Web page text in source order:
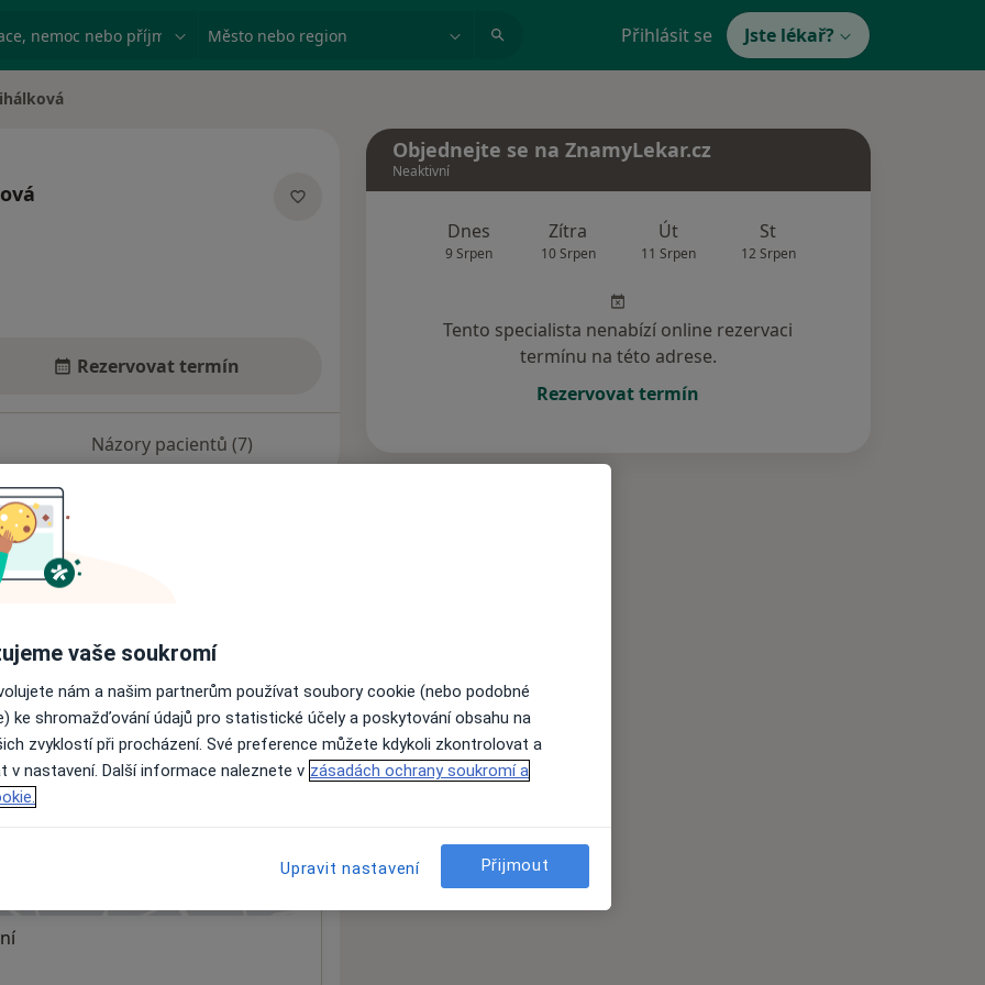
nemoc nebo příjmení Město nebo region Přihlásit se Jste lékař?
Rezervovat termín
Názory pacientů (7)
nejsou k dispozici
informace o svých službách.
Objednejte se na ZnamyLekar.cz
Neaktivní
Dnes
9 Srpen
Zítra
10 Srpen
Út
11 Srpen
St
12 Srpen
Tento specialista nenabízí online rezervaci
termínu na této adrese.
Rezervovat termín
vaše soukromí
nám a našim partnerům používat soubory cookie (nebo podobné
ke shromažďování údajů pro statistické účely a poskytování obsahu na
zvyklostí při procházení. Své preference můžete kdykoli zkontrolovat a
v nastavení. Další informace naleznete v zásadách ochrany soukromí a
Upravit nastavení Přijmout